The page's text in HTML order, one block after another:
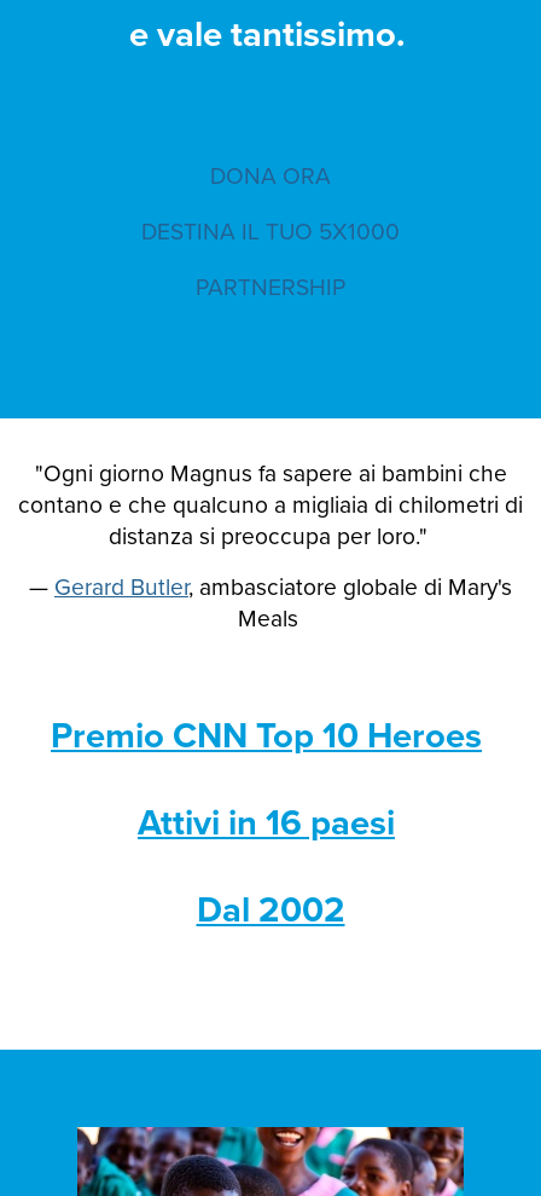
e vale tantissimo.
DONA ORA
DESTINA IL TUO 5X1000
PARTNERSHIP
"Ogni giorno Magnus fa sapere ai bambini che
contano e che qualcuno a migliaia di chilometri di
distanza si preoccupa per loro."
— Gerard Butler, ambasciatore globale di Mary's
Meals
Premio CNN Top 10 Heroes
Attivi in 16 paesi
Dal 2002